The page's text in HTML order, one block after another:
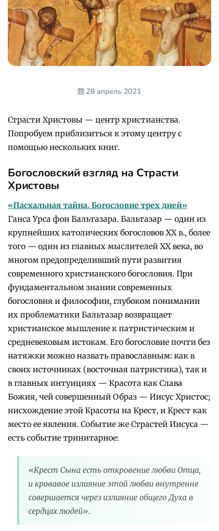
28 апрель 2021
Страсти Христовы — центр христианства.
Попробуем приблизиться к этому центру с
помощью нескольких книг.
Богословский взгляд на Страсти
Христовы
«Пасхальная тайна. Богословие трех дней»
Ганса Урса фон Бальтазара. Бальтазар — один из
крупнейших католических богословов XX в., более
того — один из главных мыслителей XX века, во
многом предопределивший пути развития
современного христианского богословия. При
фундаментальном знании современных
богословия и философии, глубоком понимании
их проблематики Бальтазар возвращает
христианское мышление к патристическим и
средневековым истокам. Его богословие почти без
натяжки можно назвать православным: как в
своих источниках (восточная патристика), так и
в главных интуициях — Красота как Слава
Божия, чей совершенный Образ — Иисус Христос;
нисхождение этой Красоты на Крест, и Крест как
место ее явления. Событие же Страстей Иисуса —
есть событие тринитарное:
«Крест Сына есть откровение любви Отца,
и кровавое излияние этой любви внутренне
совершается через излияние общего Духа в
сердцах людей».